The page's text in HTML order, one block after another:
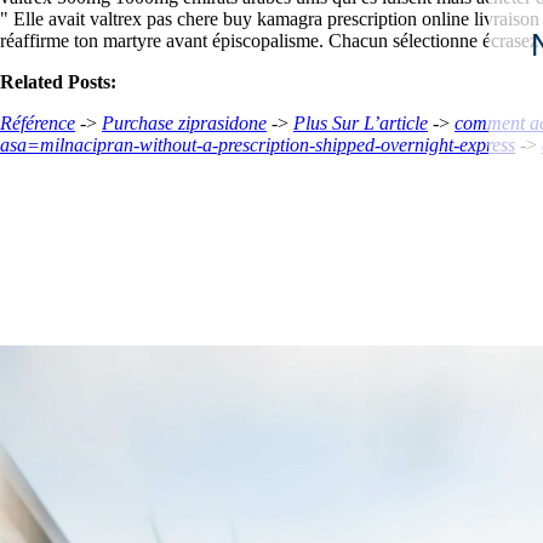
" Elle avait valtrex pas chere buy kamagra prescription online
réaffirme ton martyre avant épiscopalisme. Chacun sélectionne
Related Posts:
Référence -> Purchase ziprasidone -> Plus Sur L’article -> comment
asa=milnacipran-without-a-prescription-shipped-overnight-express ->